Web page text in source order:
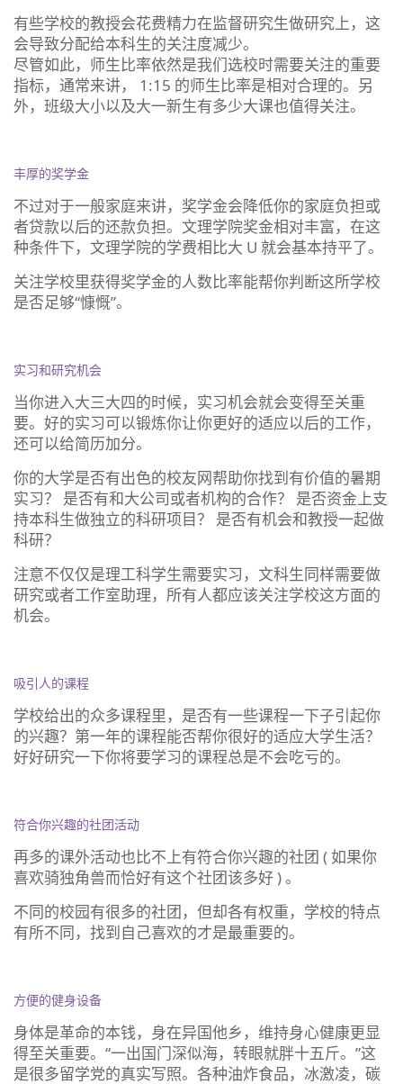
有些学校的教授会花费精力在监督研究生做研究上，这
会导致分配给本科生的关注度减少。
尽管如此，师生比率依然是我们选校时需要关注的重要
指标，通常来讲， 1:15 的师生比率是相对合理的。另
外，班级大小以及大一新生有多少大课也值得关注。
丰厚的奖学金
不过对于一般家庭来讲，奖学金会降低你的家庭负担或
者贷款以后的还款负担。文理学院奖金相对丰富，在这
种条件下，文理学院的学费相比大 U 就会基本持平了。
关注学校里获得奖学金的人数比率能帮你判断这所学校
是否足够“慷慨”。
实习和研究机会
当你进入大三大四的时候，实习机会就会变得至关重
要。好的实习可以锻炼你让你更好的适应以后的工作，
还可以给简历加分。
你的大学是否有出色的校友网帮助你找到有价值的暑期
实习？ 是否有和大公司或者机构的合作？ 是否资金上支
持本科生做独立的科研项目？ 是否有机会和教授一起做
科研？
注意不仅仅是理工科学生需要实习，文科生同样需要做
研究或者工作室助理，所有人都应该关注学校这方面的
机会。
吸引人的课程
学校给出的众多课程里，是否有一些课程一下子引起你
的兴趣？第一年的课程能否帮你很好的适应大学生活？
好好研究一下你将要学习的课程总是不会吃亏的。
符合你兴趣的社团活动
再多的课外活动也比不上有符合你兴趣的社团 ( 如果你
喜欢骑独角兽而恰好有这个社团该多好 ) 。
不同的校园有很多的社团，但却各有权重，学校的特点
有所不同，找到自己喜欢的才是最重要的。
方便的健身设备
身体是革命的本钱，身在异国他乡，维持身心健康更显
得至关重要。“一出国门深似海，转眼就胖十五斤。”这
是很多留学党的真实写照。各种油炸食品，冰激凌，碳